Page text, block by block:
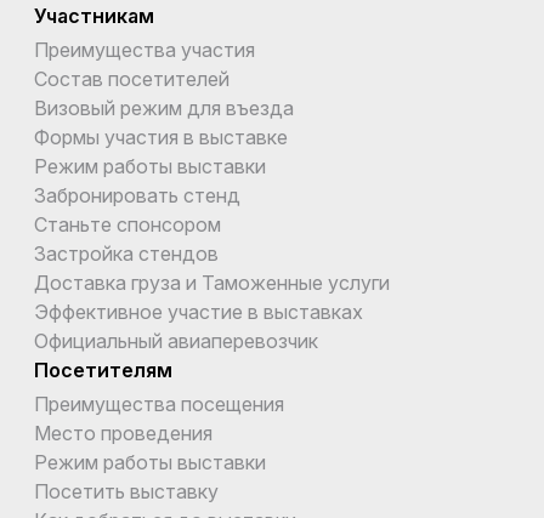
Участникам
Преимущества участия
Состав посетителей
Визовый режим для въезда
Формы участия в выставке
Режим работы выставки
Забронировать стенд
Станьте спонсором
Застройка стендов
Доставка груза и Таможенные услуги
Эффективное участие в выставках
Официальный авиаперевозчик
Посетителям
Преимущества посещения
Место проведения
Режим работы выставки
Посетить выставку